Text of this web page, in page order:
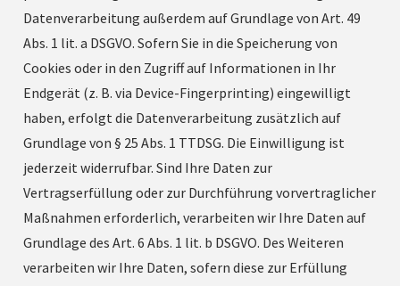
Datenverarbeitung außerdem auf Grundlage von Art. 49
Abs. 1 lit. a DSGVO. Sofern Sie in die Speicherung von
Cookies oder in den Zugriff auf Informationen in Ihr
Endgerät (z. B. via Device-Fingerprinting) eingewilligt
haben, erfolgt die Datenverarbeitung zusätzlich auf
Grundlage von § 25 Abs. 1 TTDSG. Die Einwilligung ist
jederzeit widerrufbar. Sind Ihre Daten zur
Vertragserfüllung oder zur Durchführung vorvertraglicher
Maßnahmen erforderlich, verarbeiten wir Ihre Daten auf
Grundlage des Art. 6 Abs. 1 lit. b DSGVO. Des Weiteren
verarbeiten wir Ihre Daten, sofern diese zur Erfüllung